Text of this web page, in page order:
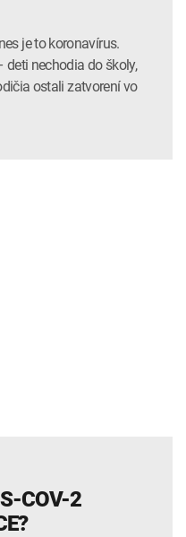
je to koronavírus.
nechodia do školy,
ostali zatvorení vo
COV-2